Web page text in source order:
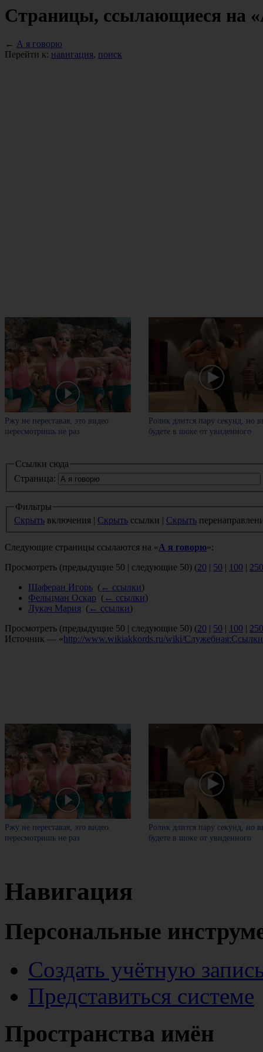
Страницы, ссылающиеся на
← А я говорю
Перейти к: навигация, поиск
Ржу не переставая, это видео
пересмотришь не раз
Ролик длится пару секунд, но
будете в шоке от увиденного
Ссылки сюда
Страница:
Фильтры
Скрыть включения | Скрыть ссылки | Скрыть
Следующие страницы ссылаются на «А я говорю»:
Просмотреть (предыдущие 50 | следующие 50) (20 | 50 | 100 | 250
Шаферан Игорь (← ссылки)
Фельцман Оскар (← ссылки)
Лукач Мария (← ссылки)
Просмотреть (предыдущие 50 | следующие 50) (20 | 50 | 100 | 250
Источник — «http://www.wikiakkords.ru/wiki/
Ржу не переставая, это видео
пересмотришь не раз
Ролик длится пару секунд, но
будете в шоке от увиденного
Навигация
Персональные
Создать учётную
Представиться системе
Пространства имён